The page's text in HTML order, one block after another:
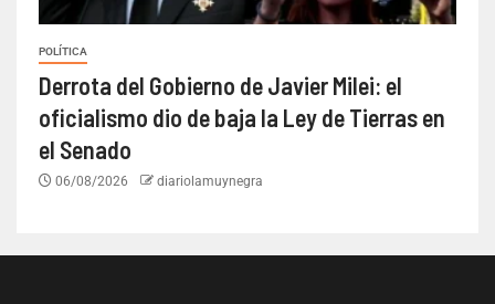
POLÍTICA
Derrota del Gobierno de Javier Milei: el
oficialismo dio de baja la Ley de Tierras en
el Senado
06/08/2026 diariolamuynegra